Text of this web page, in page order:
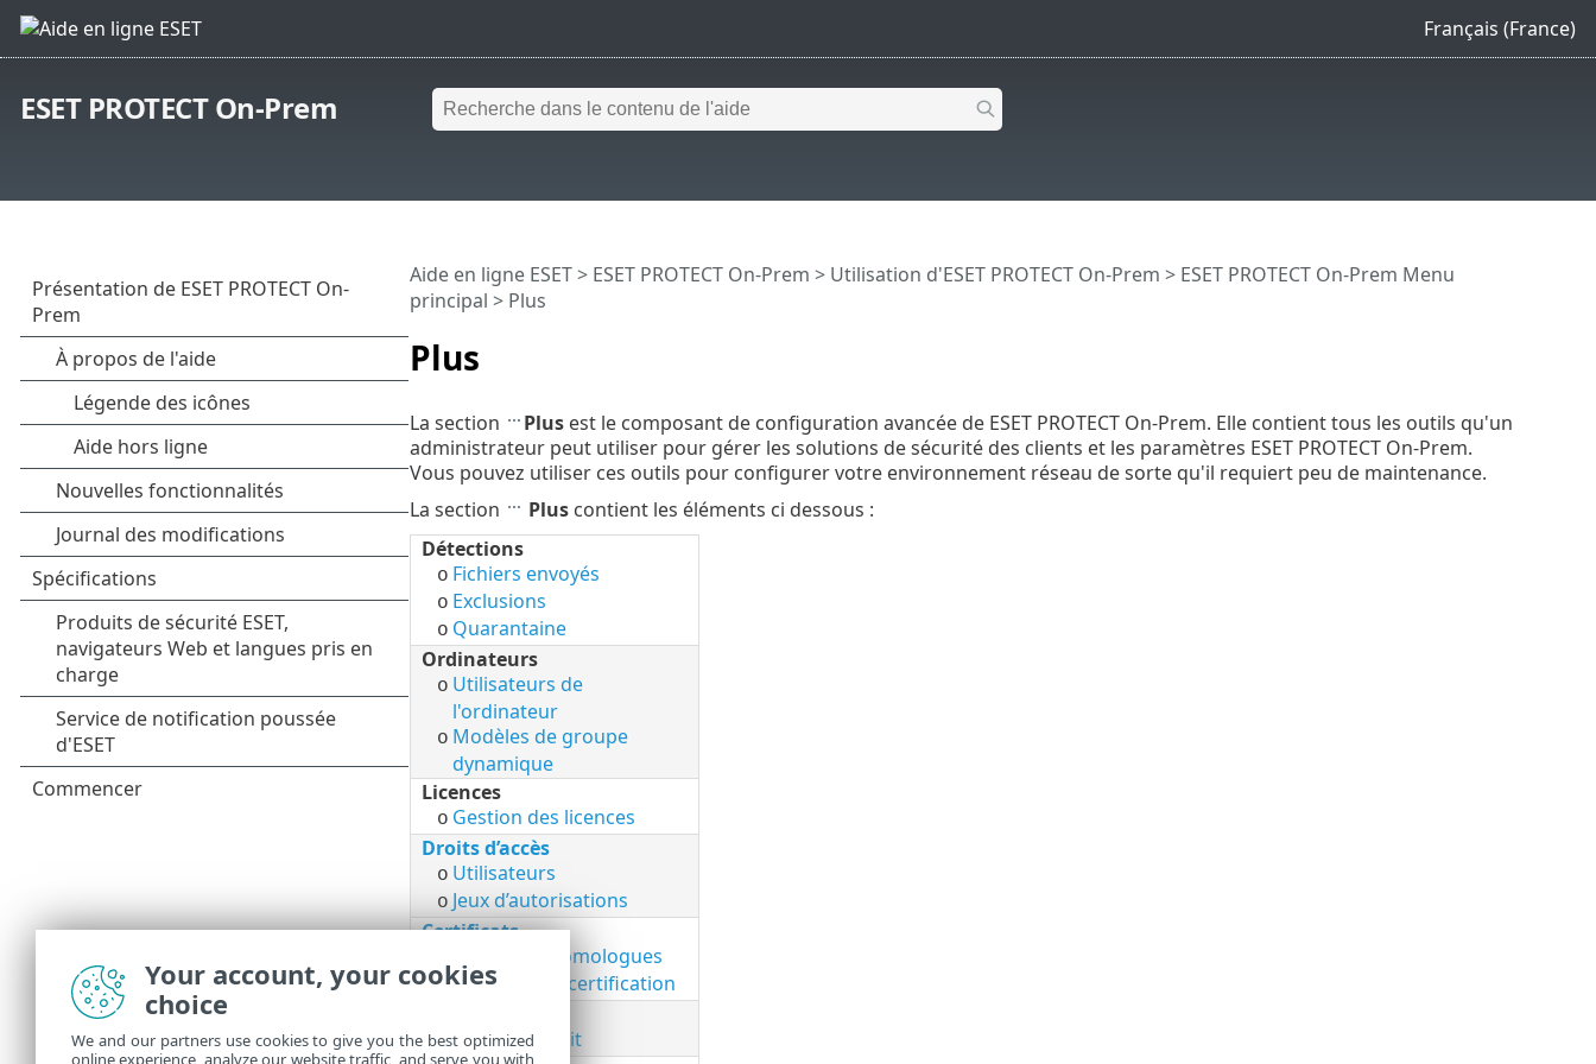
Français (France)
ESET PROTECT On-Prem
Plus
Aide en ligne ESET> ESET PROTECT On-Prem > Utilisation d'ESET PROTECT On-Prem > ESET PROTECT On-Prem Menu
principal > Plus
La section Plusest le composant de configuration avancée de ESET PROTECT On-Prem. Elle contient tous les outils qu'un
administrateur peut utiliser pour gérer les solutions de sécurité des clients et les paramètres ESET PROTECT On-Prem.
Vous pouvez utiliser ces outils pour configurer votre environnement réseau de sorte qu'il requiert peu de maintenance.
La section
Pluscontient les éléments ci dessous :
Détections
o Fichiers envoyés
o Exclusions
o Quarantaine
Ordinateurs
o Utilisateurs de
l'ordinateur
o Modèles de groupe
dynamique
Licences
o Gestion des licences
Droits d’accès
o Utilisateurs
o Jeux d’autorisations
Certificats
Certificats homologues
oAutorités de certification
oJournal d’audit
Your account, your cookies
choice
We and our partners use cookies to give you the best optimized
online experience, analyze our website traffic, and serve you with